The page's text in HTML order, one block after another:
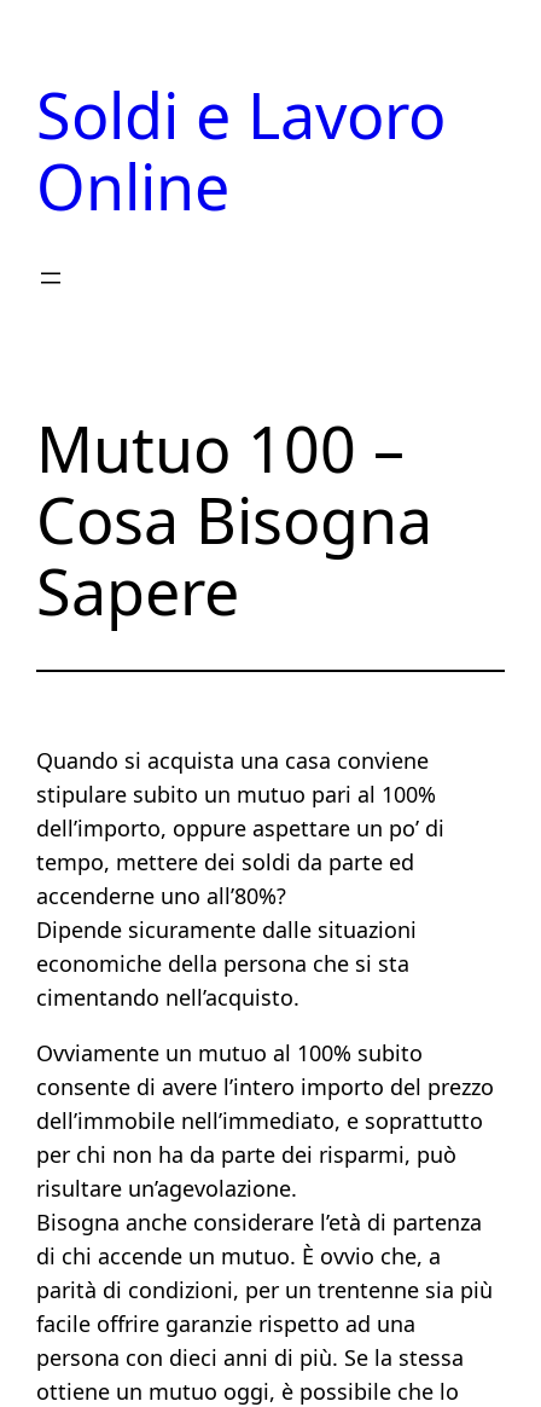
contenuto
Soldi e Lavoro
Online
Mutuo 100 –
Cosa Bisogna
Sapere
Quando si acquista una casa conviene
stipulare subito un mutuo pari al 100%
dell’importo, oppure aspettare un po’ di
tempo, mettere dei soldi da parte ed
accenderne uno all’80%?
Dipende sicuramente dalle situazioni
economiche della persona che si sta
cimentando nell’acquisto.
Ovviamente un mutuo al 100% subito
consente di avere l’intero importo del prezzo
dell’immobile nell’immediato, e soprattutto
per chi non ha da parte dei risparmi, può
risultare un’agevolazione.
Bisogna anche considerare l’età di partenza
di chi accende un mutuo. È ovvio che, a
parità di condizioni, per un trentenne sia più
facile offrire garanzie rispetto ad una
persona con dieci anni di più. Se la stessa
ottiene un mutuo oggi, è possibile che lo